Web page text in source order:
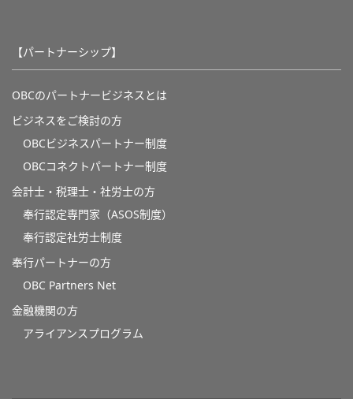
【パートナーシップ】
OBCのパートナービジネスとは
ビジネスをご検討の方
OBCビジネスパートナー制度
OBCコネクトパートナー制度
会計士・税理士・社労士の方
奉行認定専門家（ASOS制度）
奉行認定社労士制度
奉行パートナーの方
OBC Partners Net
金融機関の方
アライアンスプログラム